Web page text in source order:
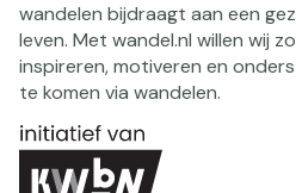
wandelen bijdraagt aan een
leven. Met wandel.nl willen wij
inspireren, motiveren en
te komen via wandelen.